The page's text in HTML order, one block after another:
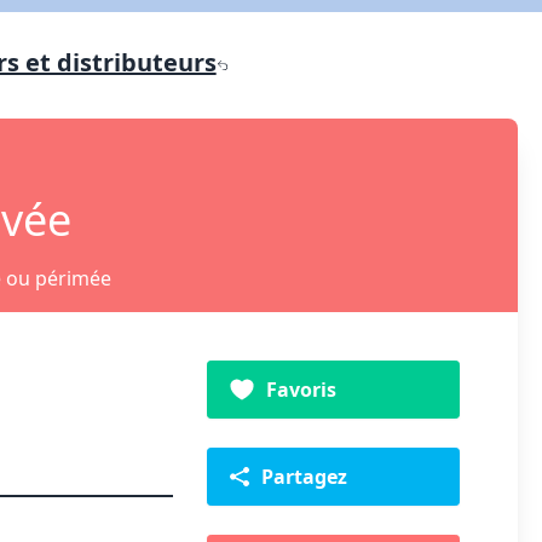
et distributeurs
ou périmée
Favoris
Partagez